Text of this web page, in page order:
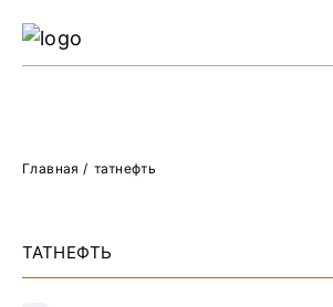
Главная / татнефть
ТАТНЕФТЬ